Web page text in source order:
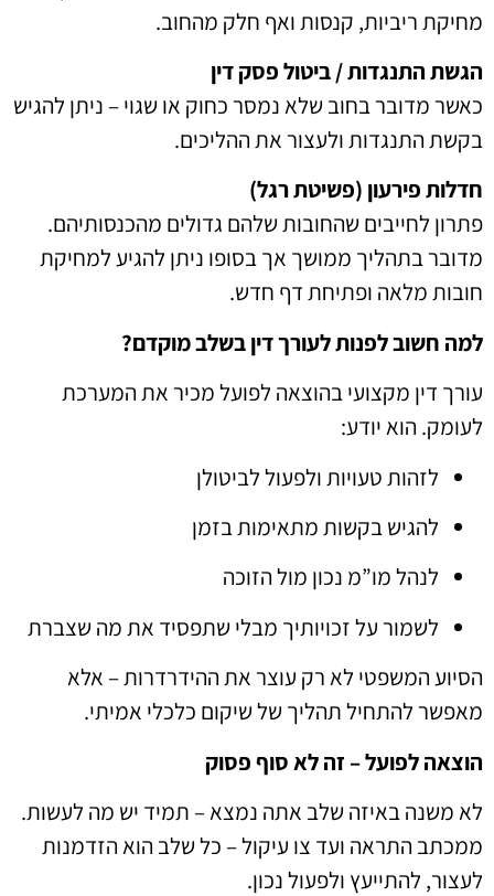
מחיקת ריביות, קנסות ואף חלק מהחוב.
הגשת התנגדות / ביטול פסק דין
כאשר מדובר בחוב שלא נמסר כחוק או שגוי – ניתן להגיש
בקשת התנגדות ולעצור את ההליכים.
חדלות פירעון (פשיטת רגל)
פתרון לחייבים שהחובות שלהם גדולים מהכנסותיהם.
מדובר בתהליך ממושך אך בסופו ניתן להגיע למחיקת
חובות מלאה ופתיחת דף חדש.
למה חשוב לפנות לעורך דין בשלב מוקדם?
עורך דין מקצועי בהוצאה לפועל מכיר את המערכת
לעומק. הוא יודע:
לזהות טעויות ולפעול לביטולן
להגיש בקשות מתאימות בזמן
לנהל מו”מ נכון מול הזוכה
לשמור על זכויותיך מבלי שתפסיד את מה שצברת
הסיוע המשפטי לא רק עוצר את ההידרדרות – אלא
מאפשר להתחיל תהליך של שיקום כלכלי אמיתי.
הוצאה לפועל – זה לא סוף פסוק
לא משנה באיזה שלב אתה נמצא – תמיד יש מה לעשות.
ממכתב התראה ועד צו עיקול – כל שלב הוא הזדמנות
לעצור, להתייעץ ולפעול נכון.